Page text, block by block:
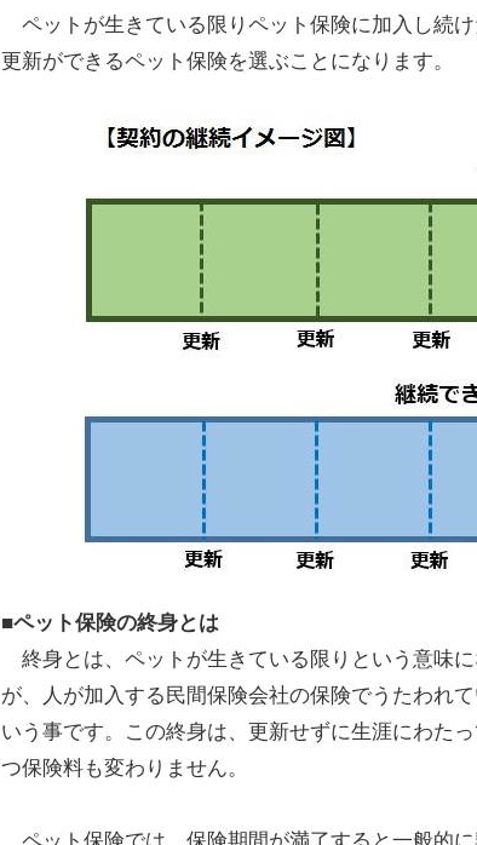
ペットが生きている限りペット保険に加入し続
更新ができるペット保険を選ぶことになります。
■ペット保険の終身とは
終身とは、ペットが生きている限りという意味
が、人が加入する民間保険会社の保険でうたわれ
いう事です。この終身は、更新せずに生涯にわた
つ保険料も変わりません。